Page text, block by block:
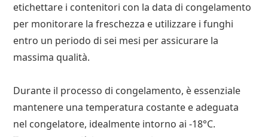
etichettare i contenitori con la data di congelamento
per monitorare la freschezza e utilizzare i funghi
entro un periodo di sei mesi per assicurare la
massima qualità.
Durante il processo di congelamento, è essenziale
mantenere una temperatura costante e adeguata
nel congelatore, idealmente intorno ai -18°C.